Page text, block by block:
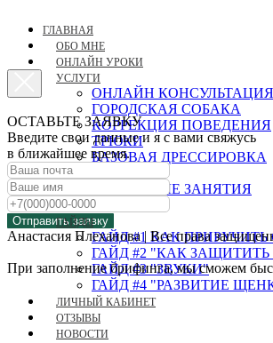
ГЛАВНАЯ
ОБО МНЕ
ОНЛАЙН УРОКИ
УСЛУГИ
ОНЛАЙН КОНСУЛЬТАЦИЯ
ГОРОДСКАЯ СОБАКА
КОРРЕКЦИЯ ПОВЕДЕНИЯ
ТРЮКИ
БАЗОВАЯ ДРЕССИРОВКА
ГРУППОВЫЕ ЗАНЯТИЯ
НОУЗВОРК
ГАЙДЫ
ГАЙД #1 КАК
ГАЙД #2 "КАК
ГАЙД #3 "ЗВУКИ"
ГАЙД #4 "РАЗВИТИЕ
ЛИЧНЫЙ КАБИНЕТ
ОТЗЫВЫ
НОВОСТИ
ОСТАВЬТЕ ЗАЯВКУ
Введите свои данные и я с вами свяжусь
в ближайшее время.
Отправить заявку
Анастасия Плеханова | Все права
При заполнение брифинга, мы сможем